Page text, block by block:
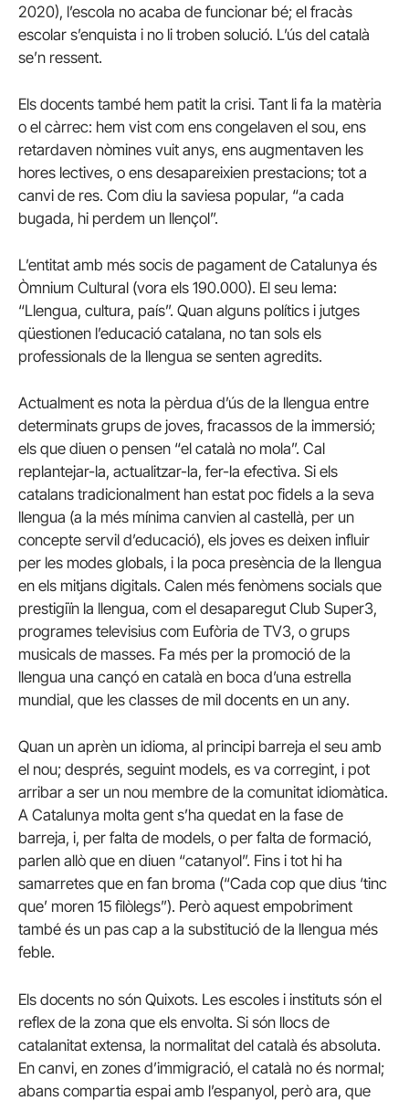
2020), l’escola no acaba de funcionar bé; el fracàs
escolar s’enquista i no li troben solució. L’ús del català
se’n ressent.
Els docents també hem patit la crisi. Tant li fa la matèria
o el càrrec: hem vist com ens congelaven el sou, ens
retardaven nòmines vuit anys, ens augmentaven les
hores lectives, o ens desapareixien prestacions; tot a
canvi de res. Com diu la saviesa popular, “a cada
bugada, hi perdem un llençol”.
L’entitat amb més socis de pagament de Catalunya és
Òmnium Cultural (vora els 190.000). El seu lema:
“Llengua, cultura, país”. Quan alguns polítics i jutges
qüestionen l’educació catalana, no tan sols els
professionals de la llengua se senten agredits.
Actualment es nota la pèrdua d’ús de la llengua entre
determinats grups de joves, fracassos de la immersió;
els que diuen o pensen “el català no mola”. Cal
replantejar-la, actualitzar-la, fer-la efectiva. Si els
catalans tradicionalment han estat poc fidels a la seva
llengua (a la més mínima canvien al castellà, per un
concepte servil d’educació), els joves es deixen influir
per les modes globals, i la poca presència de la llengua
en els mitjans digitals. Calen més fenòmens socials que
prestigiïn la llengua, com el desaparegut Club Super3,
programes televisius com Eufòria de TV3, o grups
musicals de masses. Fa més per la promoció de la
llengua una cançó en català en boca d’una estrella
mundial, que les classes de mil docents en un any.
Quan un aprèn un idioma, al principi barreja el seu amb
el nou; després, seguint models, es va corregint, i pot
arribar a ser un nou membre de la comunitat idiomàtica.
A Catalunya molta gent s’ha quedat en la fase de
barreja, i, per falta de models, o per falta de formació,
parlen allò que en diuen “catanyol”. Fins i tot hi ha
samarretes que en fan broma (“Cada cop que dius ‘tinc
que’ moren 15 filòlegs”). Però aquest empobriment
també és un pas cap a la substitució de la llengua més
feble.
Els docents no són Quixots. Les escoles i instituts són el
reflex de la zona que els envolta. Si són llocs de
catalanitat extensa, la normalitat del català és absoluta.
En canvi, en zones d’immigració, el català no és normal;
abans compartia espai amb l’espanyol, però ara, que